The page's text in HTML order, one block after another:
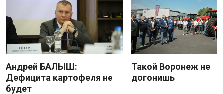
Андрей БАЛЫШ:
Дефицита картофеля не
будет
Такой Воронеж не
догонишь